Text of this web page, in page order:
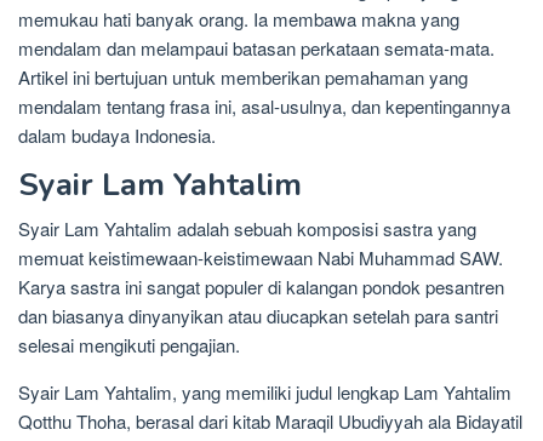
memukau hati banyak orang. Ia membawa makna yang
mendalam dan melampaui batasan perkataan semata-mata.
Artikel ini bertujuan untuk memberikan pemahaman yang
mendalam tentang frasa ini, asal-usulnya, dan kepentingannya
dalam budaya Indonesia.
Syair Lam Yahtalim
Syair Lam Yahtalim adalah sebuah komposisi sastra yang
memuat keistimewaan-keistimewaan Nabi Muhammad SAW.
Karya sastra ini sangat populer di kalangan pondok pesantren
dan biasanya dinyanyikan atau diucapkan setelah para santri
selesai mengikuti pengajian.
Syair Lam Yahtalim, yang memiliki judul lengkap Lam Yahtalim
Qotthu Thoha, berasal dari kitab Maraqil Ubudiyyah ala Bidayatil